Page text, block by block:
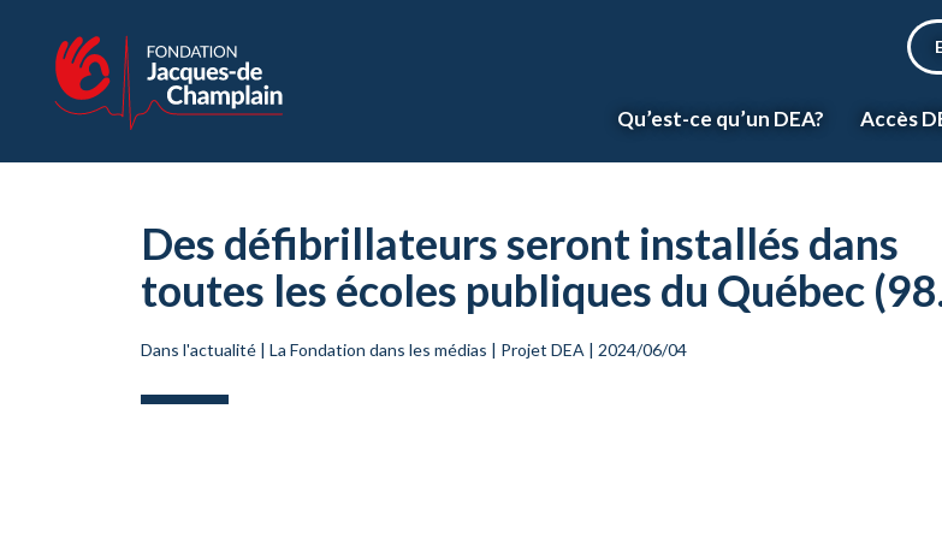
Qu’est-ce qu’un DEA? Accès
Des défibrillateurs seront installés dans
toutes les écoles publiques du Québec
Dans l'actualité | La Fondation dans les médias | Projet DEA | 2024/06/04